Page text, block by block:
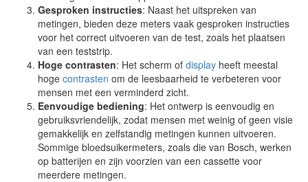
Gesproken instructies: Naast het uitspreken van
metingen, bieden deze meters vaak gesproken instructies
voor het correct uitvoeren van de test, zoals het plaatsen
van een teststrip.
Hoge contrasten: Het scherm of display heeft meestal
hoge contrasten om de leesbaarheid te verbeteren voor
mensen met een verminderd zicht.
Eenvoudige bediening: Het ontwerp is eenvoudig en
gebruiksvriendelijk, zodat mensen met weinig of geen visie
gemakkelijk en zelfstandig metingen kunnen uitvoeren.
Sommige bloedsuikermeters, zoals die van Bosch, werken
op batterijen en zijn voorzien van een cassette voor
meerdere metingen.